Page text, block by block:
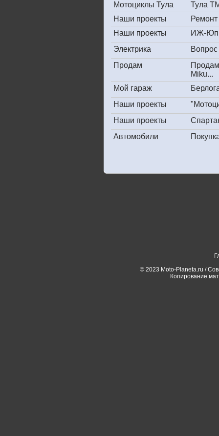
Мотоциклы Тула
Тула
Наши проекты
Наши проекты
ИЖ-
Электрика
Вопрос
Продам
Miku...
Мой гараж
Наши проекты
Наши проекты
Автомобили
© 2023 Moto-Planeta.ru /
Копирование